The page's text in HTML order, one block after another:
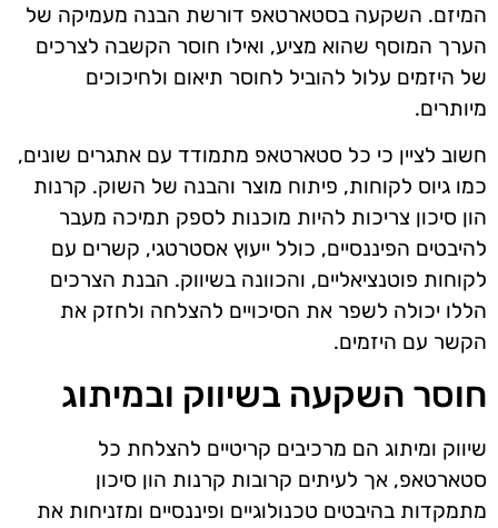
המיזם. השקעה בסטארטאפ דורשת הבנה מעמיקה של
הערך המוסף שהוא מציע, ואילו חוסר הקשבה לצרכים
של היזמים עלול להוביל לחוסר תיאום ולחיכוכים
מיותרים.
חשוב לציין כי כל סטארטאפ מתמודד עם אתגרים שונים,
כמו גיוס לקוחות, פיתוח מוצר והבנה של השוק. קרנות
הון סיכון צריכות להיות מוכנות לספק תמיכה מעבר
להיבטים הפיננסיים, כולל ייעוץ אסטרטגי, קשרים עם
לקוחות פוטנציאליים, והכוונה בשיווק. הבנת הצרכים
הללו יכולה לשפר את הסיכויים להצלחה ולחזק את
הקשר עם היזמים.
חוסר השקעה בשיווק ובמיתוג
שיווק ומיתוג הם מרכיבים קריטיים להצלחת כל
סטארטאפ, אך לעיתים קרובות קרנות הון סיכון
מתמקדות בהיבטים טכנולוגיים ופיננסיים ומזניחות את